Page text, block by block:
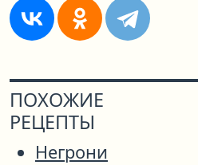
ПОХОЖИЕ
РЕЦЕПТЫ
Негрони